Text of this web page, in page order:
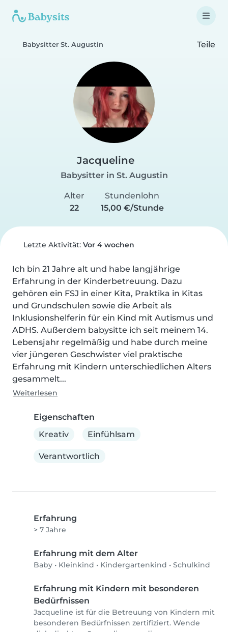
Babysitter St. Augustin Teile
Jacqueline
Babysitter in St. Augustin
Alter
22
Stundenlohn
15,00 €/Stunde
Letzte Aktivität: Vor 4 wochen
Ich bin 21 Jahre alt und habe langjährige
Erfahrung in der Kinderbetreuung. Dazu
gehören ein FSJ in einer Kita, Praktika in Kitas
und Grundschulen sowie die Arbeit als
Inklusionshelferin für ein Kind mit Autismus und
ADHS. Außerdem babysitte ich seit meinem 14.
Lebensjahr regelmäßig und habe durch meine
vier jüngeren Geschwister viel praktische
Erfahrung mit Kindern unterschiedlichen Alters
gesammelt...
Weiterlesen
Eigenschaften
Kreativ
Einfühlsam
Verantwortlich
Erfahrung
> 7 Jahre
Erfahrung mit dem Alter
Baby • Kleinkind • Kindergartenkind • Schulkind
Erfahrung mit Kindern mit besonderen
Bedürfnissen
Jacqueline ist für die Betreuung von Kindern mit
besonderen Bedürfnissen zertifiziert. Wende